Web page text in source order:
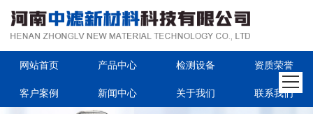
首页
产品中心
检测设备
网站首页 产品中心 检测设备 资质荣誉
客户案例 新闻中心 关于我们 联系我们